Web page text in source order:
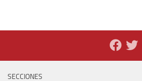
SECCIONES